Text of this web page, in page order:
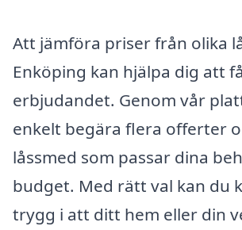
Att jämföra priser från olika
Enköping kan hjälpa dig att
erbjudandet. Genom vår
enkelt begära flera offerter
låssmed som passar dina
budget. Med rätt val kan du
trygg i att ditt hem eller din